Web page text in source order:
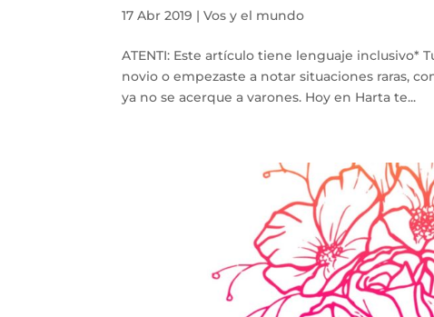
17 Abr 2019 |Vos y el mundo
ATENTI: Este artículo tiene lenguaje inclusivo*
novio o empezaste a notar situaciones raras,
ya no se acerque a varones. Hoy en Harta te...